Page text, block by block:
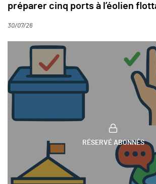
préparer cinq ports à l’éolien
30/07/26
RÉSERVÉ ABONNÉS